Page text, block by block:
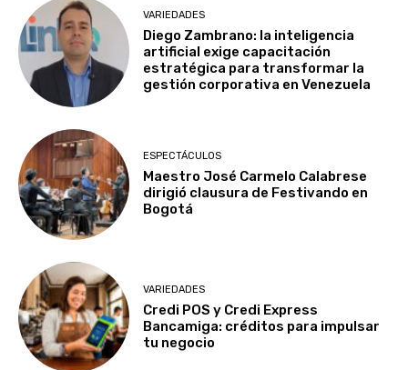
VARIEDADES
Diego Zambrano: la inteligencia
artificial exige capacitación
estratégica para transformar la
gestión corporativa en Venezuela
ESPECTÁCULOS
Maestro José Carmelo Calabrese
dirigió clausura de Festivando en
Bogotá
VARIEDADES
Credi POS y Credi Express
Bancamiga: créditos para impulsar
tu negocio